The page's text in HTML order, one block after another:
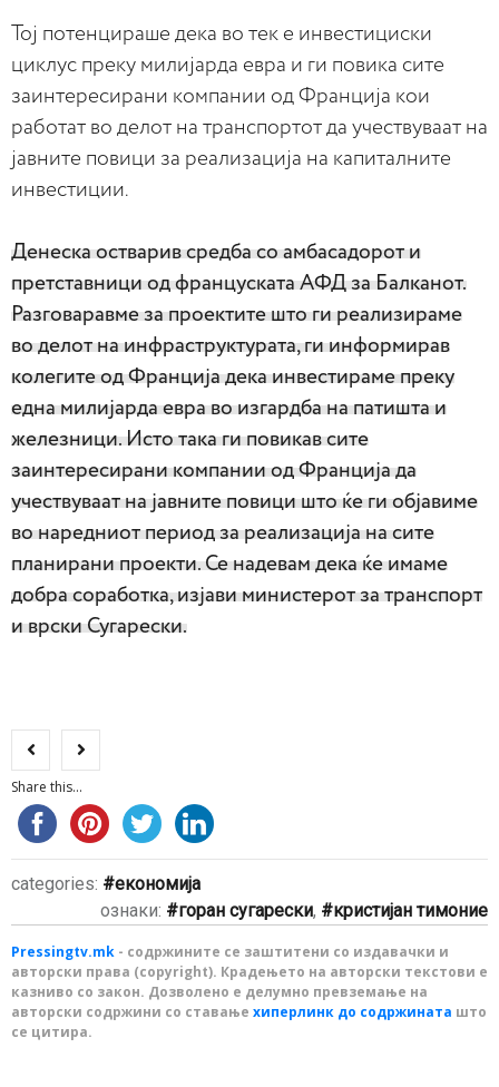
Тој потенцираше дека во тек е инвестициски
циклус преку милијарда евра и ги повика сите
заинтересирани компании од Франција кои
работат во делот на транспортот да учествуваат на
јавните повици за реализација на капиталните
инвестиции.
Денеска остварив средба со амбасадорот и
претставници од француската АФД за Балканот.
Разговаравме за проектите што ги реализираме
во делот на инфраструктурата, ги информирав
колегите од Франција дека инвестираме преку
една милијарда евра во изгардба на патишта и
железници. Исто така ги повикав сите
заинтересирани компании од Франција да
учествуваат на јавните повици што ќе ги објавиме
во наредниот период за реализација на сите
планирани проекти. Се надевам дека ќе имаме
добра соработка, изјави министерот за транспорт
и врски Сугарески.
Share this...
categories:
економија
ознаки:
горан сугарески, кристијан тимоние
Pressingtv.mk - содржините се заштитени со издавачки и
авторски права (copyright). Крадењето на авторски текстови е
казниво со закон. Дозволено е делумно превземање на
авторски содржини со ставање хиперлинк до содржината што
се цитира.